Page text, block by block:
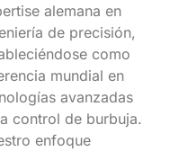
alemana en
de precisión,
como
mundial en
avanzadas
control de burbuja.
enfoque